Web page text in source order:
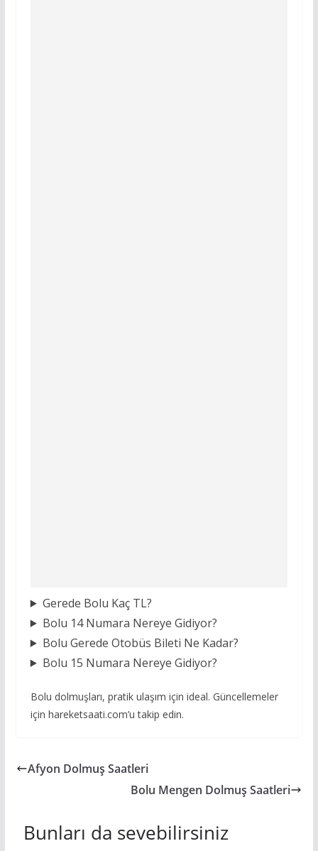
Gerede Bolu Kaç TL?
Bolu 14 Numara Nereye Gidiyor?
Bolu Gerede Otobüs Bileti Ne Kadar?
Bolu 15 Numara Nereye Gidiyor?
Bolu dolmuşları, pratik ulaşım için ideal. Güncellemeler
için hareketsaati.com’u takip edin.
Afyon Dolmuş Saatleri
Bolu Mengen Dolmuş Saatleri
Bunları da sevebilirsiniz